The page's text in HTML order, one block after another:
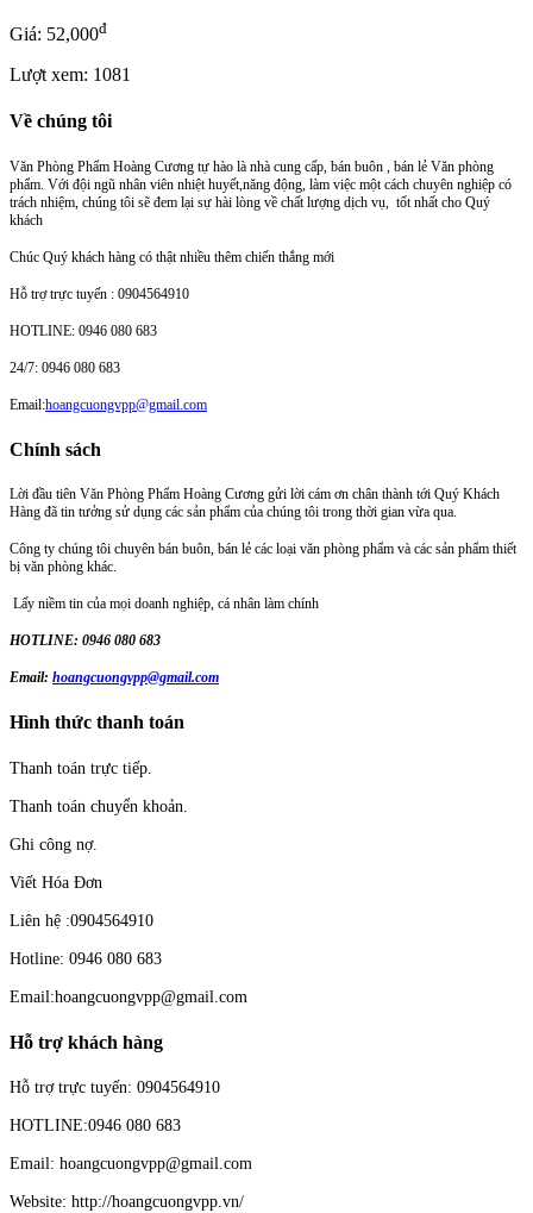
Giá: 52,000đ
Lượt xem: 1081
Về chúng tôi
Văn Phòng Phẩm Hoàng Cương tự hào là nhà cung cấp, bán buôn , bán lẻ Văn phòng
phẩm. Với đội ngũ nhân viên nhiệt huyết,năng động, làm việc một cách chuyên nghiệp có
trách nhiệm, chúng tôi sẽ đem lại sự hài lòng về chất lượng dịch vụ, tốt nhất cho Quý
khách
Chúc Quý khách hàng có thật nhiều thêm chiến thắng mới
Hỗ trợ trực tuyến : 0904564910
HOTLINE: 0946 080 683
24/7: 0946 080 683
Email:hoangcuongvpp@gmail.com
Chính sách
Lời đầu tiên Văn Phòng Phẩm Hoàng Cương gửi lời cám ơn chân thành tới Quý Khách
Hàng đã tin tưởng sử dụng các sản phẩm của chúng tôi trong thời gian vừa qua.
Công ty chúng tôi chuyên bán buôn, bán lẻ các loại văn phòng phẩm và các sản phẩm thiết
bị văn phòng khác.
Lấy niềm tin của mọi doanh nghiệp, cá nhân làm chính
HOTLINE: 0946 080 683
Email: hoangcuongvpp@gmail.com
Hình thức thanh toán
Thanh toán trực tiếp.
Thanh toán chuyển khoản.
Ghi công nợ.
Viết Hóa Đơn
Liên hệ :0904564910
Hotline: 0946 080 683
Email:hoangcuongvpp@gmail.com
Hỗ trợ khách hàng
Hỗ trợ trực tuyến: 0904564910
HOTLINE:0946 080 683
Email: hoangcuongvpp@gmail.com
Website: http://hoangcuongvpp.vn/